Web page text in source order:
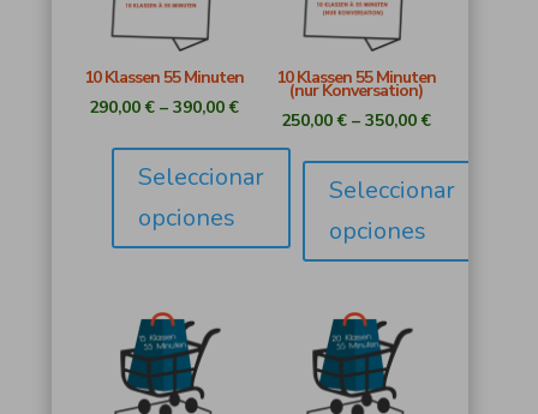
10 Klassen 55 Minuten
290,00€ –390,00€
Seleccionar
opciones
10 Klassen 55 Minuten
(nur Konversation)
250,00€– 350,00€
Seleccionar
opciones